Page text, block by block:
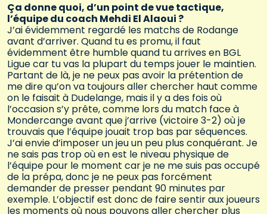
Ça donne quoi, d’un point de vue tactique,
l’équipe du coach Mehdi El Alaoui ?
J’ai évidemment regardé les matchs de Rodange
avant d’arriver. Quand tu es promu, il faut
évidemment être humble quand tu arrives en BGL
Ligue car tu vas la plupart du temps jouer le maintien.
Partant de là, je ne peux pas avoir la prétention de
me dire qu’on va toujours aller chercher haut comme
on le faisait à Dudelange, mais il y a des fois où
l’occasion s’y prête, comme lors du match face à
Mondercange avant que j’arrive (victoire 3-2) où je
trouvais que l’équipe jouait trop bas par séquences.
J’ai envie d’imposer un jeu un peu plus conquérant. Je
ne sais pas trop où en est le niveau physique de
l’équipe pour le moment car je ne me suis pas occupé
de la prépa, donc je ne peux pas forcément
demander de presser pendant 90 minutes par
exemple. L’objectif est donc de faire sentir aux joueurs
les moments où nous pouvons aller chercher plus